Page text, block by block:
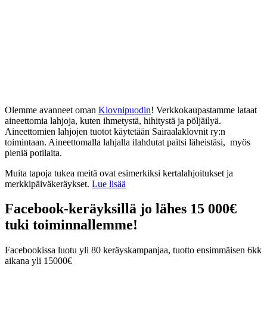
Olemme avanneet oman Klovnipuodin! Verkkokaupastamme lataat
aineettomia lahjoja, kuten ihmetystä, hihitystä ja pöljäilyä.
Aineettomien lahjojen tuotot käytetään Sairaalaklovnit ry:n
toimintaan. Aineettomalla lahjalla ilahdutat paitsi läheistäsi, myös
pieniä potilaita.
Muita tapoja tukea meitä ovat esimerkiksi kertalahjoitukset ja
merkkipäiväkeräykset. Lue lisää
Facebook-keräyksillä jo lähes 15 000€
tuki toiminnallemme!
Facebookissa luotu yli 80 keräyskampanjaa, tuotto ensimmäisen 6kk
aikana yli 15000€